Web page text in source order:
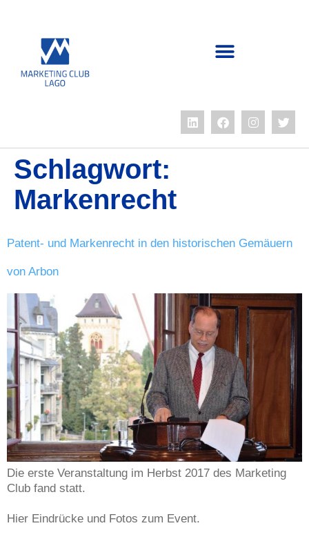
Schlagwort:
Markenrecht
Patent- und Markenrecht in den historischen Gemäuern
von Arbon
Die erste Veranstaltung im Herbst 2017 des Marketing
Club fand statt.
Hier Eindrücke und Fotos zum Event.